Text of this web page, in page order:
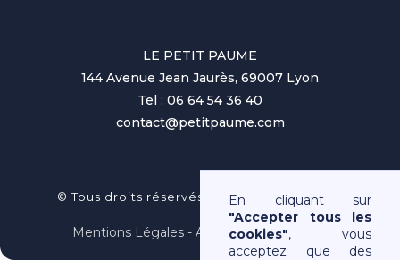
LE PETIT PAUME
144 Avenue Jean Jaurès, 69007 Lyon
Tel : 06 64 54 36 40
contact@petitpaume.com
© Tous droits réservés au Petit Paumé 2025
Mentions Légales - Association Loi 1901
En cliquant sur
"Accepter tous les
cookies", vous
acceptez que des